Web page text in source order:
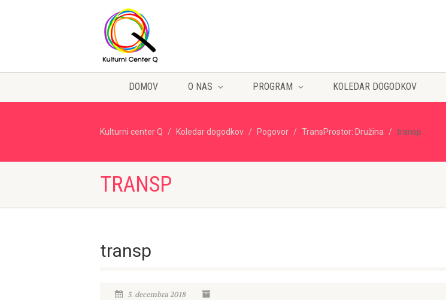
DOMOV O NAS PROGRAM KOLEDAR DOGODKOV
Kulturni center Q Koledar dogodkov Pogovor TransProstor: Družina transp
TRANSP
transp
5. decembra 2018